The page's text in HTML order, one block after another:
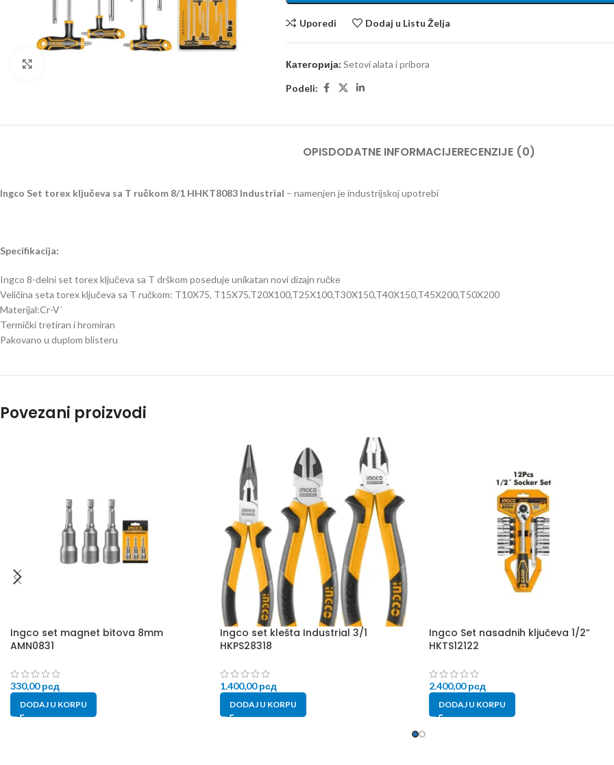
Uporedi Dodaj u Listu Želja
Категорија: Setovi alata i pribora
Podeli:
OPISDODATNE INFORMACIJERECENZIJE (0)
Ingco Set torex ključeva sa T ručkom 8/1 HHKT8083 Industrial – namenjen je industrijskoj upotrebi
Specifikacija:
Ingco 8-delni set torex ključeva sa T drškom poseduje unikatan novi dizajn ručke
Veličina seta torex ključeva sa T ručkom: T10X75, T15X75,T20X100,T25X100,T30X150,T40X150,T45X200,T50X200
Materijal:Cr-Vˈ
Termički tretiran i hromiran
Pakovano u duplom blisteru
Povezani proizvodi
Ingco set magnet bitova 8mm
AMN0831
330,00рсд
DODAJ U KORPU
Ingco set klešta Industrial 3/1
HKPS28318
1.400,00рсд
DODAJ U KORPU
Ingco Set nasadnih ključeva 1/2”
HKTS12122
2.400,00рсд
DODAJ U KORPU